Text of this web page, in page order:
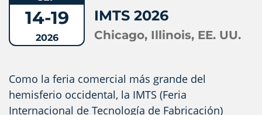
14-19
2026
IMTS 2026
Chicago, Illinois, EE. UU.
Como la feria comercial más grande del
hemisferio occidental, la IMTS (Feria
Internacional de Tecnología de Fabricación)